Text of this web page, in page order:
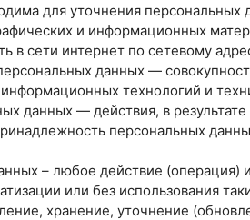
для уточнения персональных
и информационных
в сети интернет по сетевому
данных —
технологий и
данных — действия, в
персональных
– любое действие
или без использования
хранение, уточнение